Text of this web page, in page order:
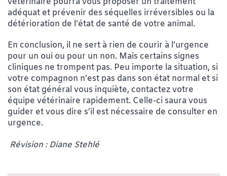
adéquat et prévenir des séquelles irréversibles ou la
détérioration de l’état de santé de votre animal.
En conclusion, il ne sert à rien de courir à l’urgence
pour un oui ou pour un non. Mais certains signes
cliniques ne trompent pas. Peu importe la situation, si
votre compagnon n’est pas dans son état normal et si
son état général vous inquiète, contactez votre
équipe vétérinaire rapidement. Celle-ci saura vous
guider et vous dire s’il est nécessaire de consulter en
urgence.
Révision : Diane Stehlé